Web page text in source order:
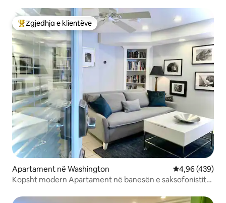
Më të mirat e zgjedhjeve të klientëve
Zgjedhja e klientëve
Apartament në Washington Vlerësimi
4,96 (439)
Kopsht modern Apartament në banesën e saksofonistit